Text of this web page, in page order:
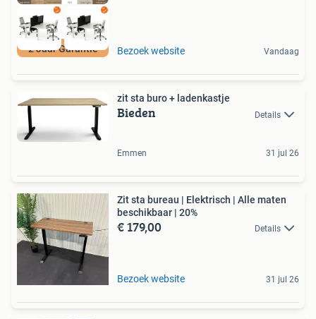
2 Jaar Garantie Bezoek website Vandaag
zit sta buro + ladenkastje
Bieden Details
Emmen 31 jul 26
Zit sta bureau | Elektrisch | Alle maten
beschikbaar | 20%
€ 179,00 Details
Bezoek website 31 jul 26